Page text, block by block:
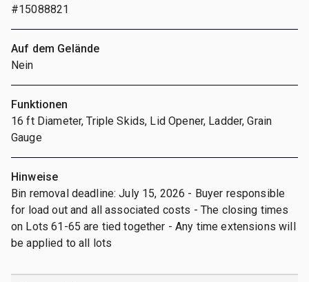
#15088821
Auf dem Gelände
Nein
Funktionen
16 ft Diameter, Triple Skids, Lid Opener, Ladder, Grain
Gauge
Hinweise
Bin removal deadline: July 15, 2026 - Buyer responsible
for load out and all associated costs - The closing times
on Lots 61-65 are tied together - Any time extensions will
be applied to all lots